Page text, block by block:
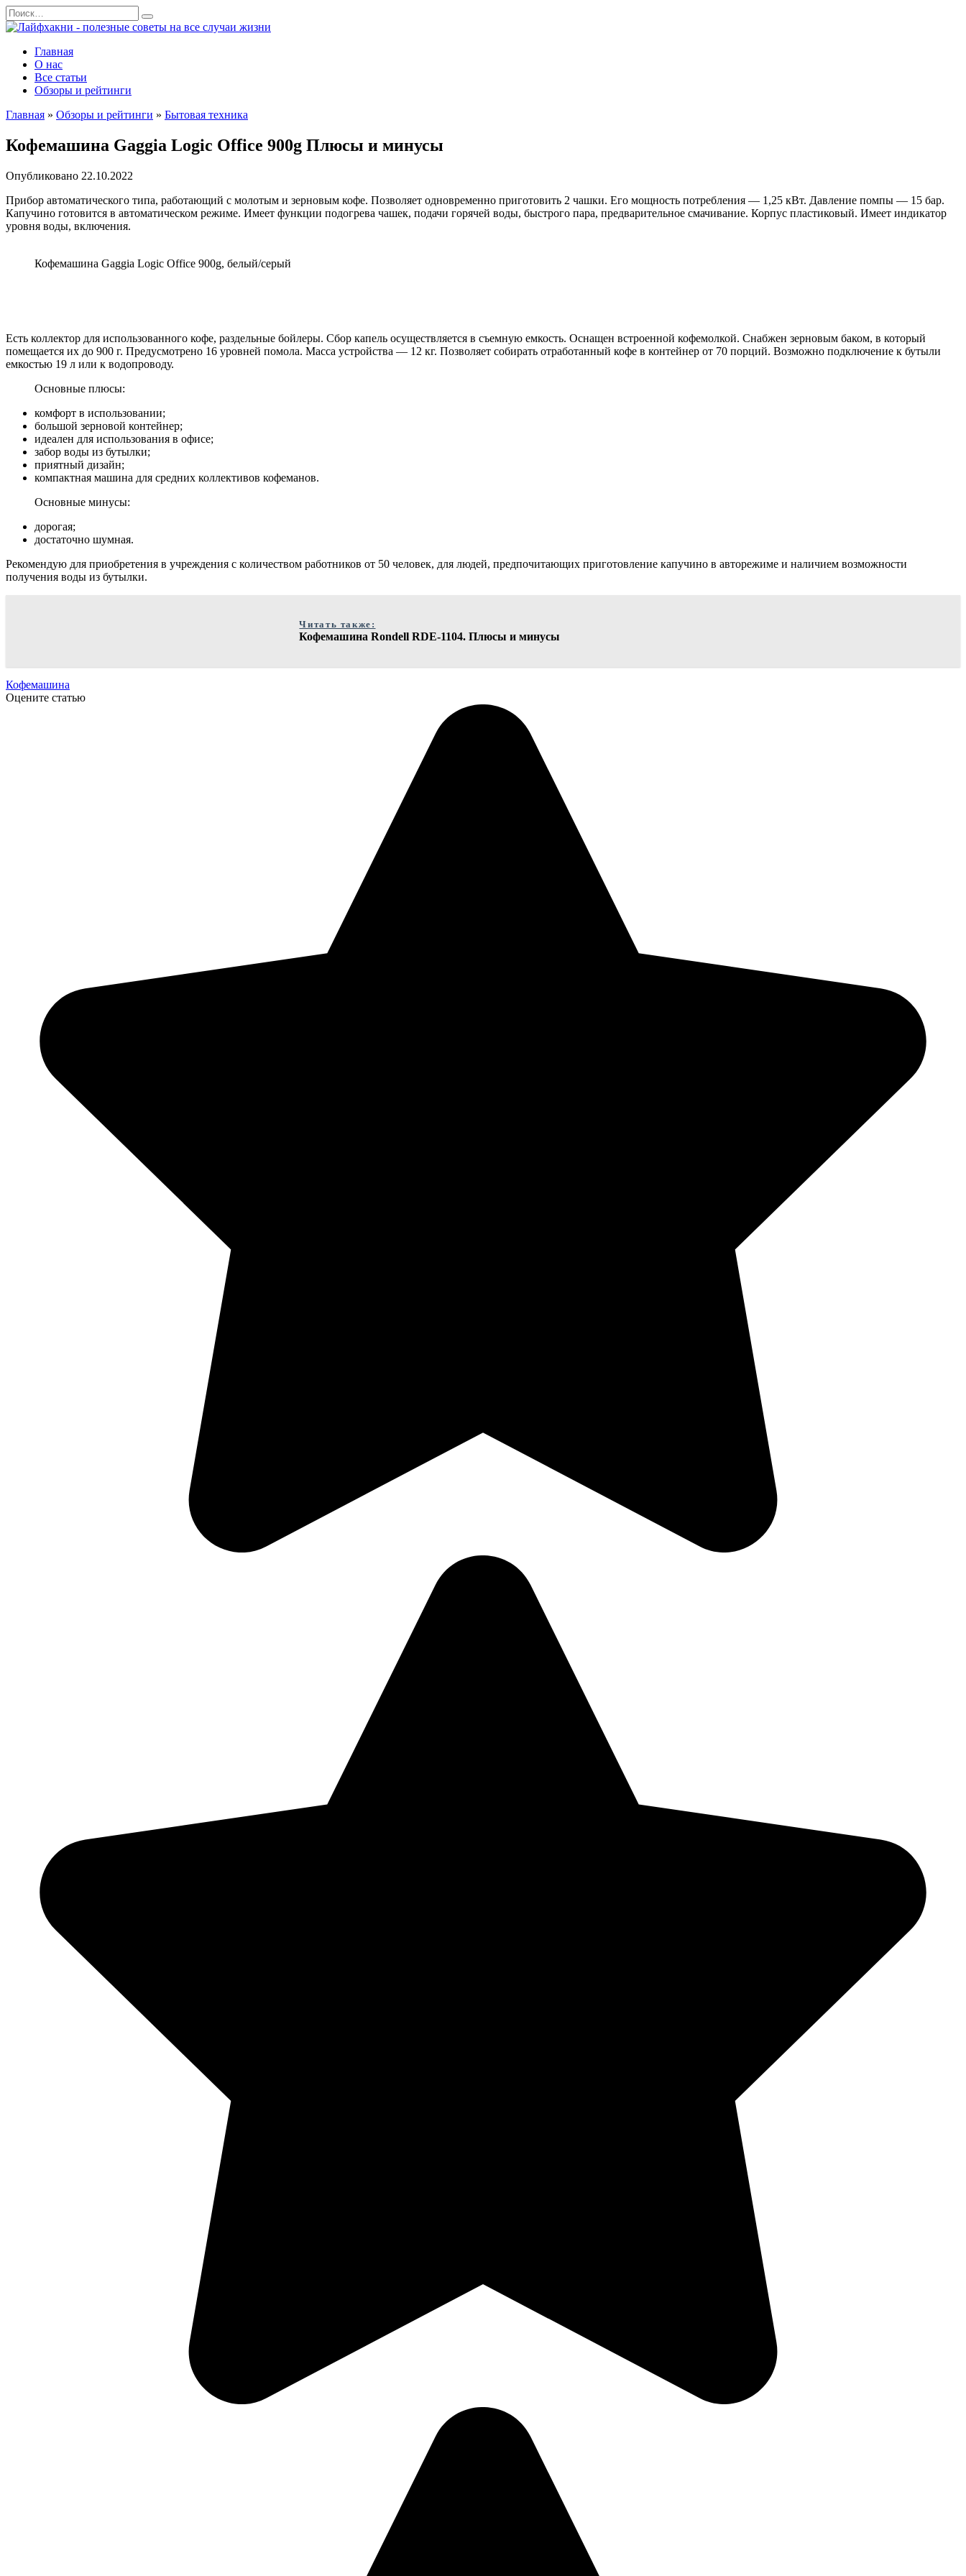
Перейти
к
содержанию
Search
for:
Главная
О нас
Все статьи
Обзоры и рейтинги
Главная » Обзоры и рейтинги » Бытовая техника
Кофемашина Gaggia Logic Office 900g Плюсы и минусы
Опубликовано 22.10.2022
Прибор автоматического типа, работающий с молотым и зерновым кофе. Позволяет одновременно приготовить 2 чашки. Его мощность потребления — 1,25 кВт. Давление помпы — 15 бар.
Капучино готовится в автоматическом режиме. Имеет функции подогрева чашек, подачи горячей воды, быстрого пара, предварительное смачивание. Корпус пластиковый. Имеет индикатор
уровня воды, включения.
Кофемашина Gaggia Logic Office 900g, белый/серый
Есть коллектор для использованного кофе, раздельные бойлеры. Сбор капель осуществляется в съемную емкость. Оснащен встроенной кофемолкой. Снабжен зерновым баком, в который
помещается их до 900 г. Предусмотрено 16 уровней помола. Масса устройства — 12 кг. Позволяет собирать отработанный кофе в контейнер от 70 порций. Возможно подключение к бутыли
емкостью 19 л или к водопроводу.
Основные плюсы:
комфорт в использовании;
большой зерновой контейнер;
идеален для использования в офисе;
забор воды из бутылки;
приятный дизайн;
компактная машина для средних коллективов кофеманов.
Основные минусы:
дорогая;
достаточно шумная.
Рекомендую для приобретения в учреждения с количеством работников от 50 человек, для людей, предпочитающих приготовление капучино в авторежиме и наличием возможности
получения воды из бутылки.
Читать также:
Кофемашина Rondell RDE-1104. Плюсы и минусы
Кофемашина
Оцените статью